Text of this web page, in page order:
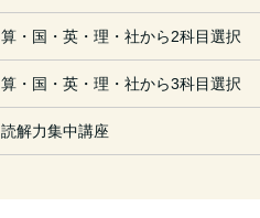
算・国・英・理・社から2科目選択
算・国・英・理・社から3科目選択
読解力集中講座